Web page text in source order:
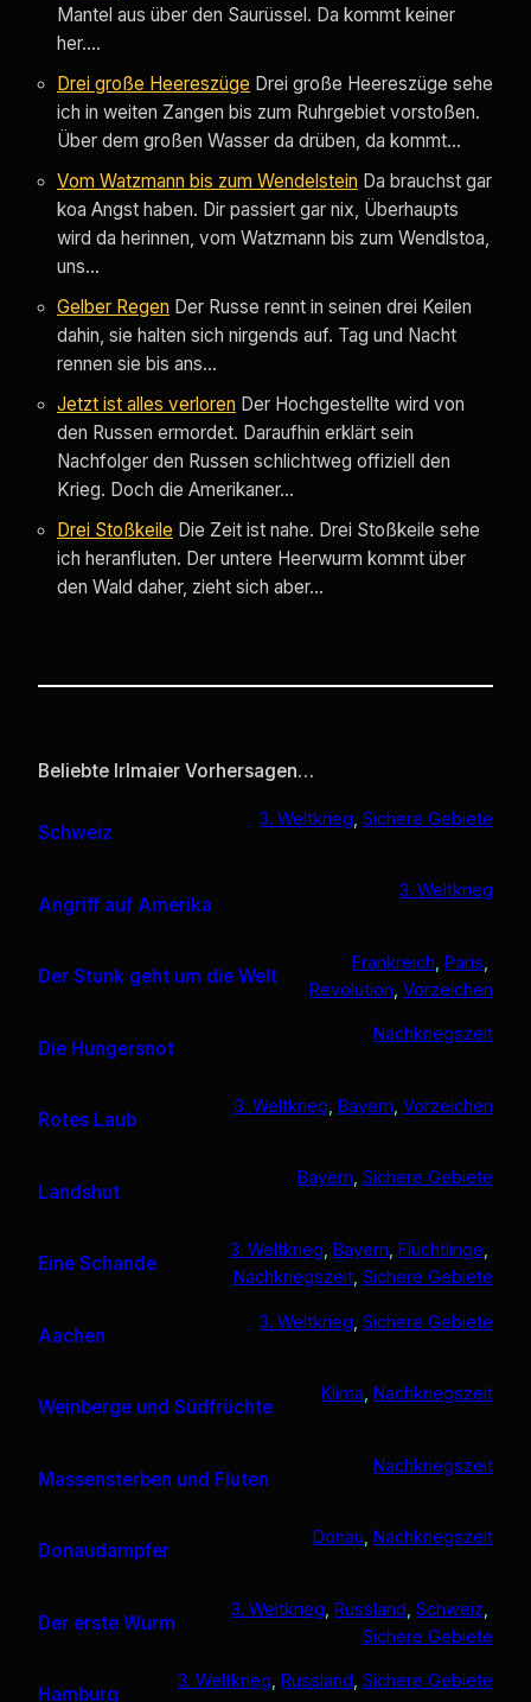
Mantel aus über den Saurüssel. Da kommt keiner
her….
Drei große Heereszüge Drei große Heereszüge sehe
ich in weiten Zangen bis zum Ruhrgebiet vorstoßen.
Über dem großen Wasser da drüben, da kommt…
Vom Watzmann bis zum Wendelstein Da brauchst gar
koa Angst haben. Dir passiert gar nix, Überhaupts
wird da herinnen, vom Watzmann bis zum Wendlstoa,
uns…
Gelber Regen Der Russe rennt in seinen drei Keilen
dahin, sie halten sich nirgends auf. Tag und Nacht
rennen sie bis ans…
Jetzt ist alles verloren Der Hochgestellte wird von
den Russen ermordet. Daraufhin erklärt sein
Nachfolger den Russen schlichtweg offiziell den
Krieg. Doch die Amerikaner…
Drei Stoßkeile Die Zeit ist nahe. Drei Stoßkeile sehe
ich heranfluten. Der untere Heerwurm kommt über
den Wald daher, zieht sich aber…
Beliebte Irlmaier Vorhersagen…
Schweiz
3. Weltkrieg Sichere Gebiete
Angriff auf Amerika
3. Weltkrieg
Der Stunk geht um die Welt
Frankreich Paris
Revolution Vorzeichen
Die Hungersnot
Nachkriegszeit
Rotes Laub
3. Weltkrieg Bayern Vorzeichen
Landshut
Bayern, Sichere Gebiete
Eine Schande
3. Weltkrieg Bayern Flüchtlinge
Nachkriegszeit Sichere Gebiete
Aachen
3. Weltkrieg Sichere Gebiete
Weinberge und Südfrüchte
Klima Nachkriegszeit
Massensterben und Fluten
Nachkriegszeit
Donaudampfer
Donau Nachkriegszeit
Der erste Wurm
3. Weltkrieg Russland Schweiz
Sichere Gebiete
Hamburg
3. Weltkrieg Russland Sichere Gebiete